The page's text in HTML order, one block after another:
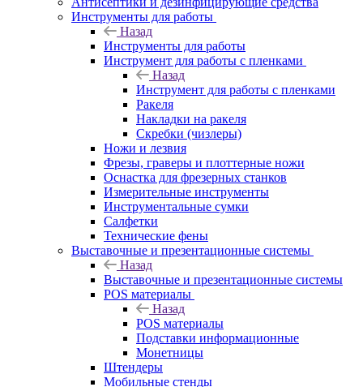
Инструменты для работы
Назад
Инструменты для работы
Инструмент для работы с пленками
Назад
Инструмент для работы с пленками
Ракеля
Накладки на ракеля
Скребки (чизлеры)
Ножи и лезвия
Фрезы, граверы и плоттерные ножи
Оснастка для фрезерных станков
Измерительные инструменты
Инструментальные сумки
Салфетки
Технические фены
Выставочные и презентационные системы
Назад
Выставочные и презентационные системы
POS материалы
Назад
POS материалы
Подставки информационные
Монетницы
Штендеры
Мобильные стенды